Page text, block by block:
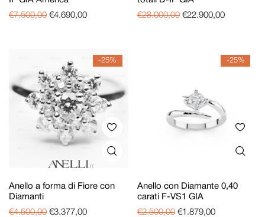
€7.500,00 €4.690,00
€28.000,00 €22.900,00
-25%
Anello a forma di Fiore con
Diamanti
€4.500,00 €3.377,00
-25%
Anello con Diamante 0,40
carati F-VS1 GIA
€2.500,00 €1.879,00